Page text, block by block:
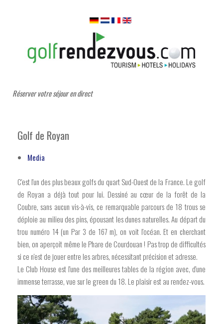
Réserver votre séjour en direct
Golf de Royan
Media
C'est l'un des plus beaux golfs du quart Sud-Ouest de la France. Le golf
de Royan a déjà tout pour lui. Dessiné au cœur de la forêt de la
Coubre, sans aucun vis-à-vis, ce remarquable parcours de 18 trous se
déploie au milieu des pins, épousant les dunes naturelles. Au départ du
trou numéro 14 (un Par 3 de 167 m), on voit l'océan. Et en cherchant
bien, on aperçoit même le Phare de Courdouan ! Pas trop de difficultés
si ce n'est de jouer entre les arbres, nécessitant précision et adresse.
Le Club House est l'une des meilleures tables de la région avec, d'une
immense terrasse, vue sur le green du 18. Le plaisir est au rendez-vous.